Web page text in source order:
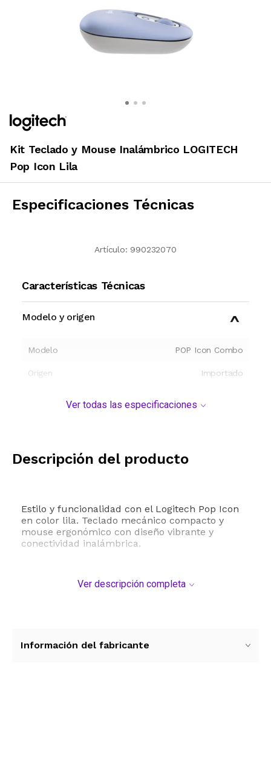
Kit Teclado y Mouse Inalámbrico LOGITECH
Pop Icon Lila
Especificaciones Técnicas
Artículo: 990232070
Características Técnicas
Modelo y origen
Modelo POP Icon Combo
Origen Importado
Ver todas las especificaciones
Descripción del producto
Estilo y funcionalidad con el Logitech Pop Icon
en color lila. Teclado mecánico compacto y
mouse ergonómico con diseño vibrante y
conectividad inalámbrica.
Ver descripción completa
Información del fabricante